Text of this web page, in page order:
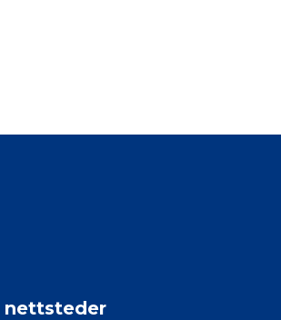
nettsteder